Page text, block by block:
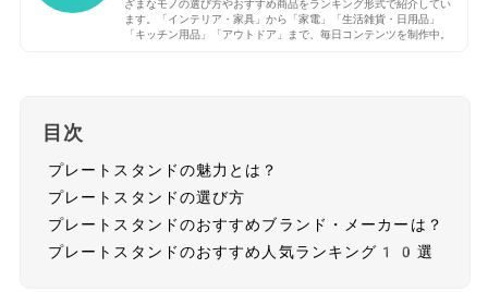
ざまなモノの選び方やおすすめ商品をランキング形式で紹介してい
ます。「インテリア・家具」から「家電」「生活雑貨・日用品」
「キッチン用品」「アウトドア」まで、毎日コンテンツを制作中。
目次
プレートスタンドの魅力とは？
プレートスタンドの選び方
プレートスタンドのおすすめブランド・メーカーは？
プレートスタンドのおすすめ人気ランキング10選